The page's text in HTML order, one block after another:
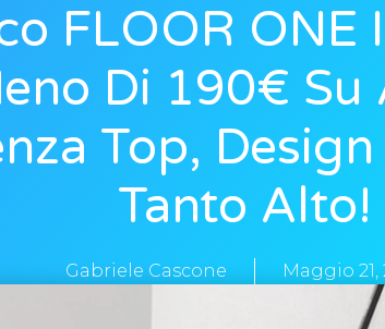
FLOOR ONE
Di 190€ Su
Top, Design
Tanto Alto!
Gabriele Cascone Maggio 21,